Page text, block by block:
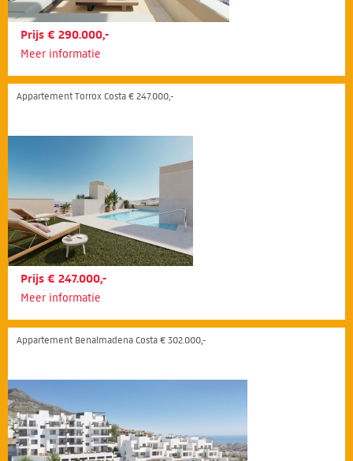
Prijs € 290.000,-
Meer informatie
Appartement Torrox Costa € 247.000,-
Prijs € 247.000,-
Meer informatie
Appartement Benalmadena Costa € 302.000,-